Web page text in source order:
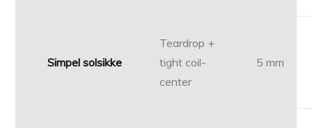
Simpel solsikke
Teardrop +
tight coil-
center
5 mm